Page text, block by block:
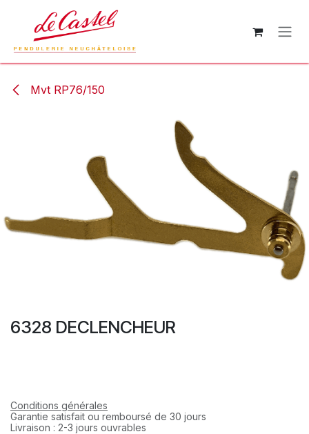
Se rendre au contenu
Mvt RP76/150
6328 DECLENCHEUR
Conditions générales
Garantie satisfait ou remboursé de 30 jours
Livraison : 2-3 jours ouvrables